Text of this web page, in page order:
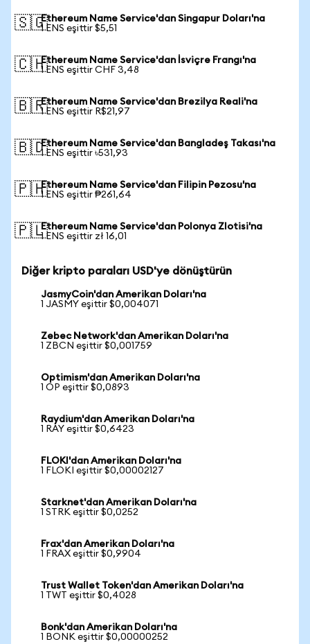
🇸🇬Ethereum Name Service'dan Singapur Doları'na
1 ENS eşittir $5,51
🇨🇭Ethereum Name Service'dan İsviçre Frangı'na
1 ENS eşittir CHF 3,48
🇧🇷Ethereum Name Service'dan Brezilya Reali'na
1 ENS eşittir R$21,97
🇧🇩Ethereum Name Service'dan Bangladeş Takası'na
1 ENS eşittir ৳531,93
🇵🇭Ethereum Name Service'dan Filipin Pezosu'na
1 ENS eşittir ₱261,64
🇵🇱Ethereum Name Service'dan Polonya Zlotisi'na
1 ENS eşittir zł 16,01
Diğer kripto paraları USD'ye dönüştürün
JasmyCoin'dan Amerikan Doları'na
1 JASMY eşittir $0,004071
Zebec Network'dan Amerikan Doları'na
1 ZBCN eşittir $0,001759
Optimism'dan Amerikan Doları'na
1 OP eşittir $0,0893
Raydium'dan Amerikan Doları'na
1 RAY eşittir $0,6423
FLOKI'dan Amerikan Doları'na
1 FLOKI eşittir $0,00002127
Starknet'dan Amerikan Doları'na
1 STRK eşittir $0,0252
Frax'dan Amerikan Doları'na
1 FRAX eşittir $0,9904
Trust Wallet Token'dan Amerikan Doları'na
1 TWT eşittir $0,4028
Bonk'dan Amerikan Doları'na
1 BONK eşittir $0,00000252